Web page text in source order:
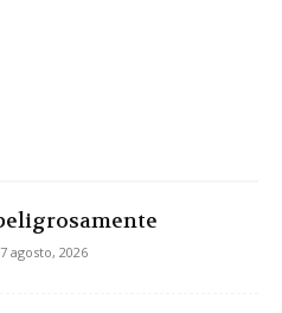
7 agosto, 2026